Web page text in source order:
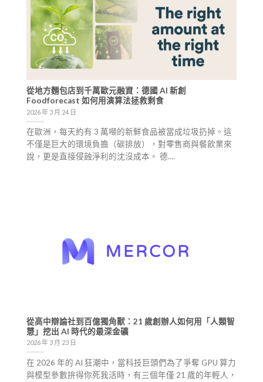
從地方麵包店到千萬歐元融資：德國 AI 新創
Foodforecast 如何用演算法拯救剩食
2026 年 3 月 24 日
在歐洲，每天約有 3 萬噸的新鮮食品被當成垃圾扔掉。這
不僅是巨大的環境負擔（碳排放），對零售商與餐飲業來
說，更是直接侵蝕淨利的沈沒成本。 德....
從高中辯論社到百億獨角獸：21 歲創辦人如何用「人類智
慧」挖出 AI 時代的最深金礦
2026 年 3 月 23 日
在 2026 年的 AI 狂潮中，當科技巨頭們為了爭奪 GPU 算力
與模型參數拚得你死我活時，有三個年僅 21 歲的年輕人，